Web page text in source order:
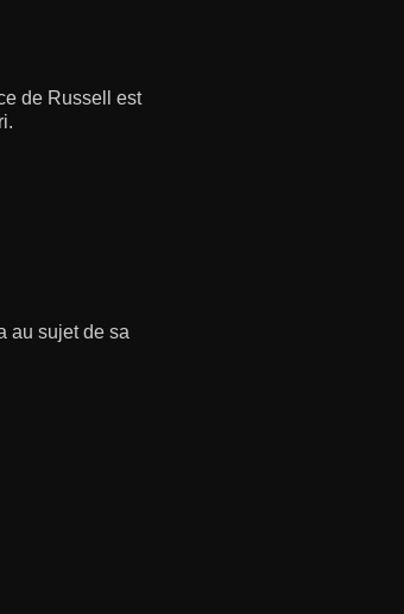
de Russell est
au sujet de sa